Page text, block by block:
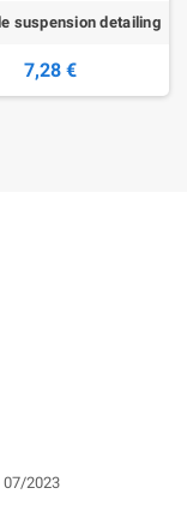
suspension detailing
7,28 €
07/2023